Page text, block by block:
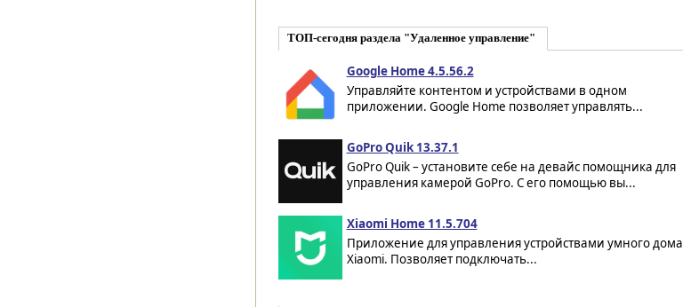
ТОП-сегодня раздела "Удаленное управление"
Google Home 4.5.56.2
Управляйте контентом и устройствами в одном
приложении. Google Home позволяет управлять...
GoPro Quik 13.37.1
GoPro Quik – установите себе на девайс помощника для
управления камерой GoPro. С его помощью вы...
Xiaomi Home 11.5.704
Приложение для управления устройствами умного дома
Xiaomi. Позволяет подключать...